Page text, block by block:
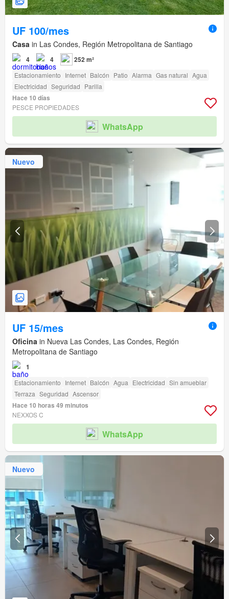
UF 100/mes
Casa in Las Condes, Región Metropolitana de Santiago
4 4 252 m²
Estacionamiento Internet Balcón Patio Alarma Gas natural Agua
Electricidad Seguridad Parilla
Hace 10 días
PESCE PROPIEDADES
WhatsApp
Nuevo
UF 15/mes
Oficina in Nueva Las Condes, Las Condes, Región
Metropolitana de Santiago
1
Estacionamiento Internet Balcón Agua Electricidad Sin amueblar
Terraza Seguridad Ascensor
Hace 10 horas 49 minutos
NEXXOS C
WhatsApp
Nuevo